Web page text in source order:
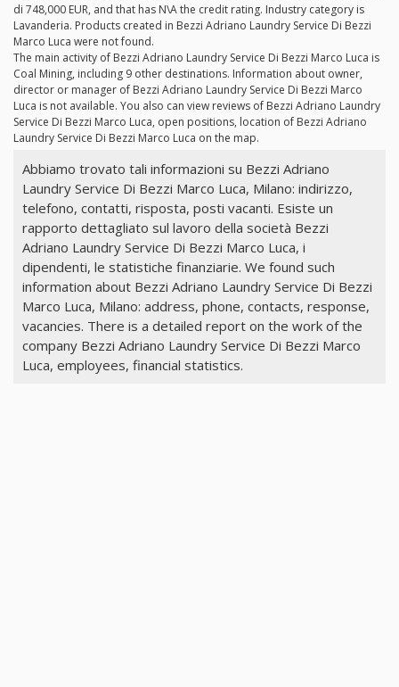
di 748,000 EUR, and that has N\A the credit rating. Industry category is
Lavanderia. Products created in Bezzi Adriano Laundry Service Di Bezzi
Marco Luca were not found.
The main activity of Bezzi Adriano Laundry Service Di Bezzi Marco Luca is
Coal Mining, including 9 other destinations. Information about owner,
director or manager of Bezzi Adriano Laundry Service Di Bezzi Marco
Luca is not available. You also can view reviews of Bezzi Adriano Laundry
Service Di Bezzi Marco Luca, open positions, location of Bezzi Adriano
Laundry Service Di Bezzi Marco Luca on the map.
Abbiamo trovato tali informazioni su Bezzi Adriano
Laundry Service Di Bezzi Marco Luca, Milano: indirizzo,
telefono, contatti, risposta, posti vacanti. Esiste un
rapporto dettagliato sul lavoro della società Bezzi
Adriano Laundry Service Di Bezzi Marco Luca, i
dipendenti, le statistiche finanziarie. We found such
information about Bezzi Adriano Laundry Service Di Bezzi
Marco Luca, Milano: address, phone, contacts, response,
vacancies. There is a detailed report on the work of the
company Bezzi Adriano Laundry Service Di Bezzi Marco
Luca, employees, financial statistics.